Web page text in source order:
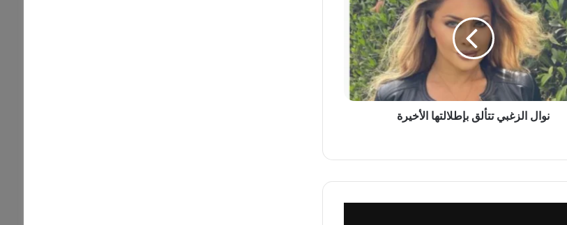
نوال الزغبي تتألق بإطلالتها الأخيرة